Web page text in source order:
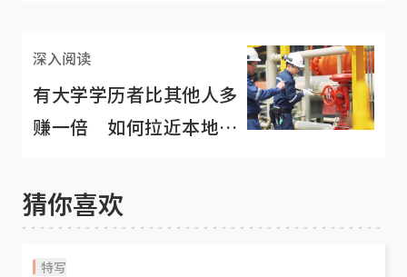
深入阅读
有大学学历者比其他人多
赚一倍 如何拉近本地蓝
猜你喜欢
特写